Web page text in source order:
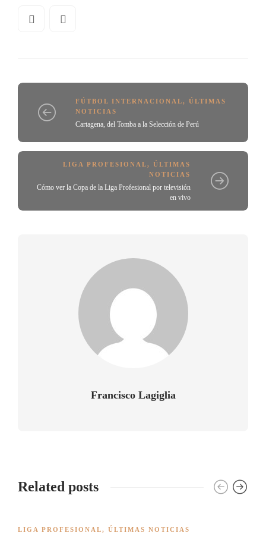
FÚTBOL INTERNACIONAL, ÚLTIMAS
NOTICIAS
Cartagena, del Tomba a la Selección de Perú
LIGA PROFESIONAL, ÚLTIMAS
NOTICIAS
Cómo ver la Copa de la Liga Profesional por televisión
en vivo
Francisco Lagiglia
Related posts
LIGA PROFESIONAL, ÚLTIMAS NOTICIAS